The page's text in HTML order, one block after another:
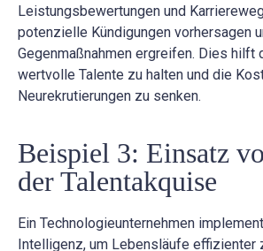
Leistungsbewertungen und
potenzielle Kündigungen vorhersagen
Gegenmaßnahmen ergreifen. Dies hilft
wertvolle Talente zu halten und die
Neurekrutierungen zu senken.
Beispiel 3: Einsatz
der Talentakquise
Ein Technologieunternehmen
Intelligenz, um Lebensläufe effizienter